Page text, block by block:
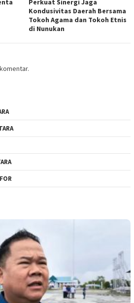
Perkuat Sinergi Jaga
Kondusivitas Daerah Bersama
Tokoh Agama dan Tokoh Etnis
di Nunukan